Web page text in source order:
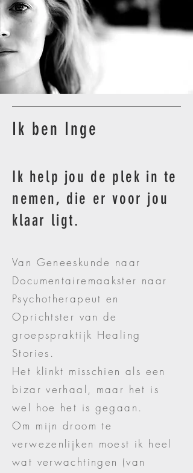
Ik ben Inge
Ik help jou de plek in te
nemen, die er voor jou
klaar ligt.
Van Geneeskunde naar
Documentairemaakster naar
Psychotherapeut en
Oprichtster van de
groepspraktijk Healing
Stories.
Het klinkt misschien als een
bizar verhaal, maar het is
wel hoe het is gegaan.
Om mijn droom te
verwezenlijken moest ik heel
wat verwachtingen (van